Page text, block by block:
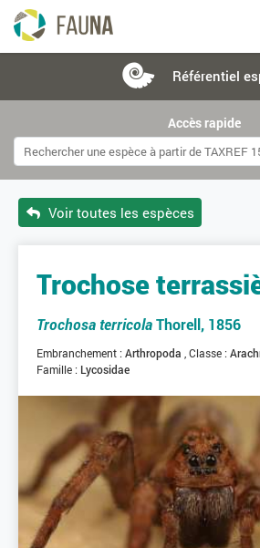
Référentiel
Accès rapide
Voir toutes les espèces
Trochose
Trochosa terricolaThorell, 1856
Embranchement : Arthropoda Classe :
Famille : Lycosidae